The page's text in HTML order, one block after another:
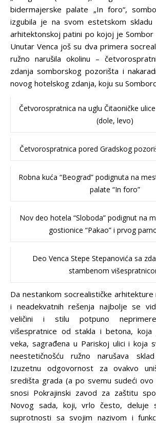
bidermajerske palate „In foro“,
izgubila je na svom estetskom
arhitektonskoj patini po kojoj je Sombor
Unutar Venca još su dva primera
ružno narušila okolinu –
zdanja somborskog pozorišta i
novog hotelskog zdanja, koju su
Četvorospratnica na uglu Čitaoničke
(dole, levo)
Četvorospratnica pored Gradskog
Robna kuća “Beograd” podignuta na
palate “In foro”
Nov deo hotela “Sloboda” podignut na
gostionice “Pakao” i prvog
Deo Venca Stepe Stepanovića sa
stambenom
Da nestankom socrealističke arhitekture
i neadekvatnih rešenja najbolje se
veličini i stilu potpuno
višespratnice od stakla i betona, koja
veka, sagrađena u Pariskoj ulici i koja
neestetičnošću ružno narušava
Izuzetnu odgovornost za ovakvo
središta grada (a po svemu sudeći
snosi Pokrajinski zavod za zaštitu
Novog sada, koji, vrlo često, deluje
suprotnosti sa svojim nazivom i